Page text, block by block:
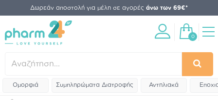
Δωρεάν αποστολή για μέλη σε αγορές άνω των 69€*
0
Ομορφιά Συμπληρώματα Διατροφής Αντηλιακά